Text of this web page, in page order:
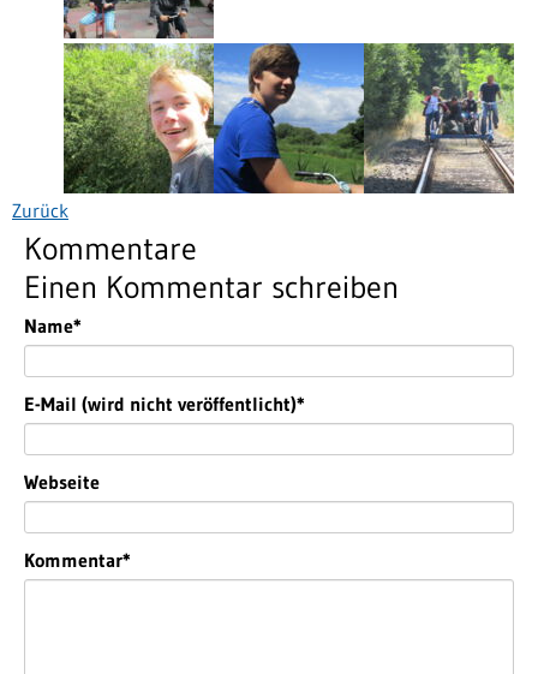
Zurück
Kommentare
Einen Kommentar schreiben
Pflichtfeld
Name*
Pflichtfeld
E-Mail (wird nicht veröffentlicht)*
Webseite
Pflichtfeld
Kommentar*